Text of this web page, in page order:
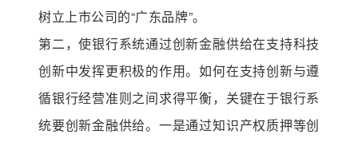
树立上市公司的“广东品牌”。
第二，使银行系统通过创新金融供给在支持科技
创新中发挥更积极的作用。如何在支持创新与遵
循银行经营准则之间求得平衡，关键在于银行系
统要创新金融供给。一是通过知识产权质押等创